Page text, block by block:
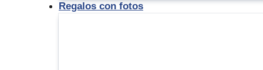
Regalos con fotos